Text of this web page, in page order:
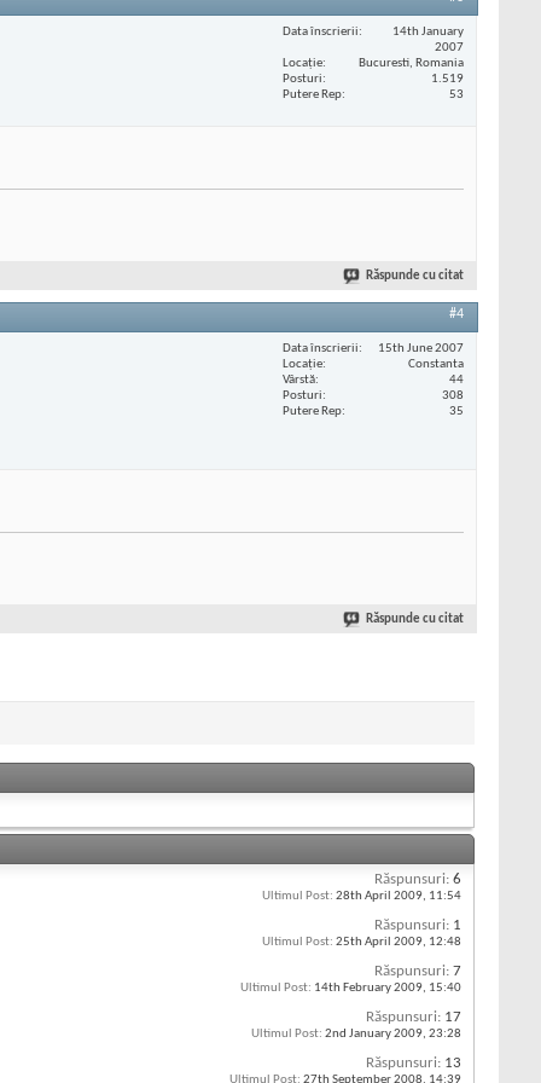
Data înscrierii
14th January
2007
Locaţie
Bucuresti, Romania
Posturi
1.519
Putere Rep
53
Răspunde cu citat
#4
Data înscrierii
15th June 2007
Locaţie
Constanta
Vârstă
44
Posturi
308
Putere Rep
35
Răspunde cu citat
Răspunsuri: 6
Ultimul Post: 28th April 2009, 11:54
Răspunsuri: 1
Ultimul Post: 25th April 2009, 12:48
Răspunsuri: 7
Ultimul Post: 14th February 2009, 15:40
Răspunsuri: 17
Ultimul Post: 2nd January 2009, 23:28
Răspunsuri: 13